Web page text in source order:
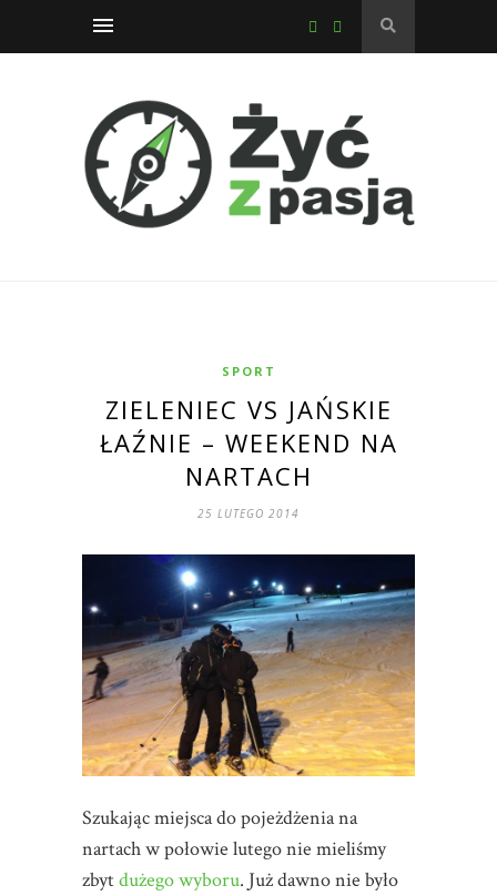
SPORT
ZIELENIEC VS JAŃSKIE
ŁAŹNIE – WEEKEND NA
NARTACH
25 LUTEGO 2014
Szukając miejsca do pojeżdżenia na
nartach w połowie lutego nie mieliśmy
zbytdużego wyboru. Już dawno nie było